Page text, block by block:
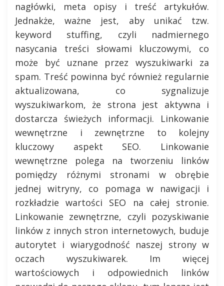
nagłówki, meta opisy i treść artykułów.
Jednakże, ważne jest, aby unikać tzw.
keyword stuffing, czyli nadmiernego
nasycania treści słowami kluczowymi, co
może być uznane przez wyszukiwarki za
spam. Treść powinna być również regularnie
aktualizowana, co sygnalizuje
wyszukiwarkom, że strona jest aktywna i
dostarcza świeżych informacji. Linkowanie
wewnętrzne i zewnętrzne to kolejny
kluczowy aspekt SEO. Linkowanie
wewnętrzne polega na tworzeniu linków
pomiędzy różnymi stronami w obrębie
jednej witryny, co pomaga w nawigacji i
rozkładzie wartości SEO na całej stronie.
Linkowanie zewnętrzne, czyli pozyskiwanie
linków z innych stron internetowych, buduje
autorytet i wiarygodność naszej strony w
oczach wyszukiwarek. Im więcej
wartościowych i odpowiednich linków